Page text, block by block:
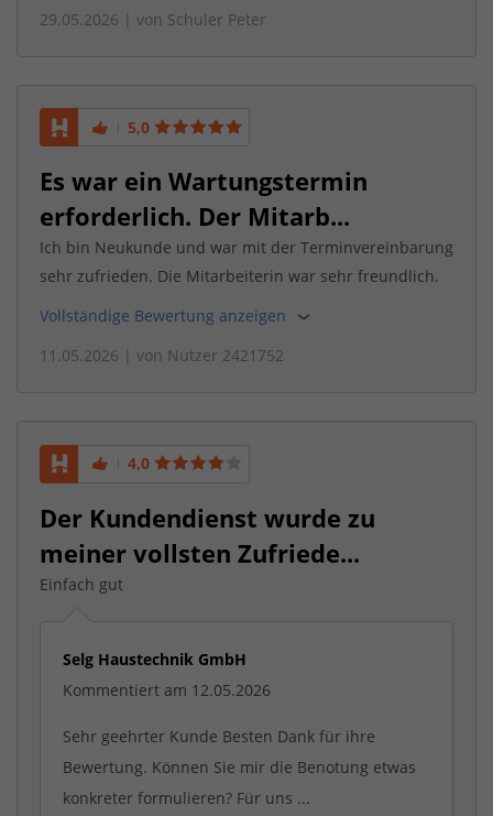
29.05.2026 | von Schuler Peter
5,0
Es war ein Wartungstermin
erforderlich. Der Mitarb...
Ich bin Neukunde und war mit der Terminvereinbarung
sehr zufrieden. Die Mitarbeiterin war sehr freundlich.
Vollständige Bewertung anzeigen
11.05.2026 | von Nutzer 2421752
4,0
Der Kundendienst wurde zu
meiner vollsten Zufriede...
Einfach gut
Selg Haustechnik GmbH
Kommentiert am 12.05.2026
Sehr geehrter Kunde Besten Dank für ihre
Bewertung. Können Sie mir die Benotung etwas
konkreter formulieren? Für uns ...